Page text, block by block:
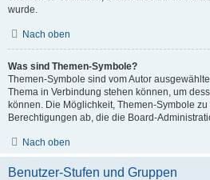
wurde.
Nach oben
Was sind Themen-Symbole?
Themen-Symbole sind vom Autor
Thema in Verbindung stehen können, um
können. Die Möglichkeit, Themen-Symbole
Berechtigungen ab, die die Board-
Nach oben
Benutzer-Stufen und Gruppen